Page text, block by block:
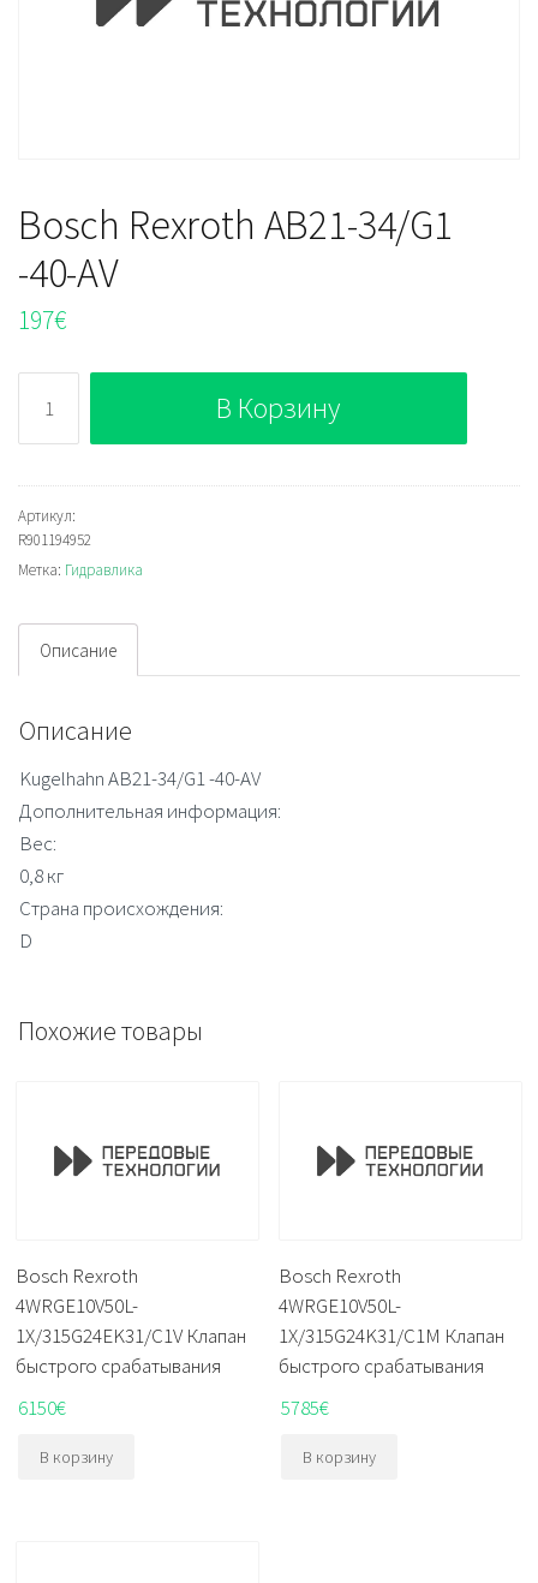
Bosch Rexroth AB21-34/G1
-40-AV
197€
Bosch
Rexroth
AB21-
34/G1
-40-
AV
В Корзину
Артикул:
R901194952
Метка: Гидравлика
Описание
Описание
Kugelhahn AB21-34/G1 -40-AV
Дополнительная информация:
Вес:
0,8 кг
Страна происхождения:
D
Похожие товары
Bosch Rexroth
4WRGE10V50L-
1X/315G24EK31/C1V Клапан
быстрого срабатывания
6150€
В корзину
Bosch Rexroth
4WRGE10V50L-
1X/315G24K31/C1M Клапан
быстрого срабатывания
5785€
В корзину